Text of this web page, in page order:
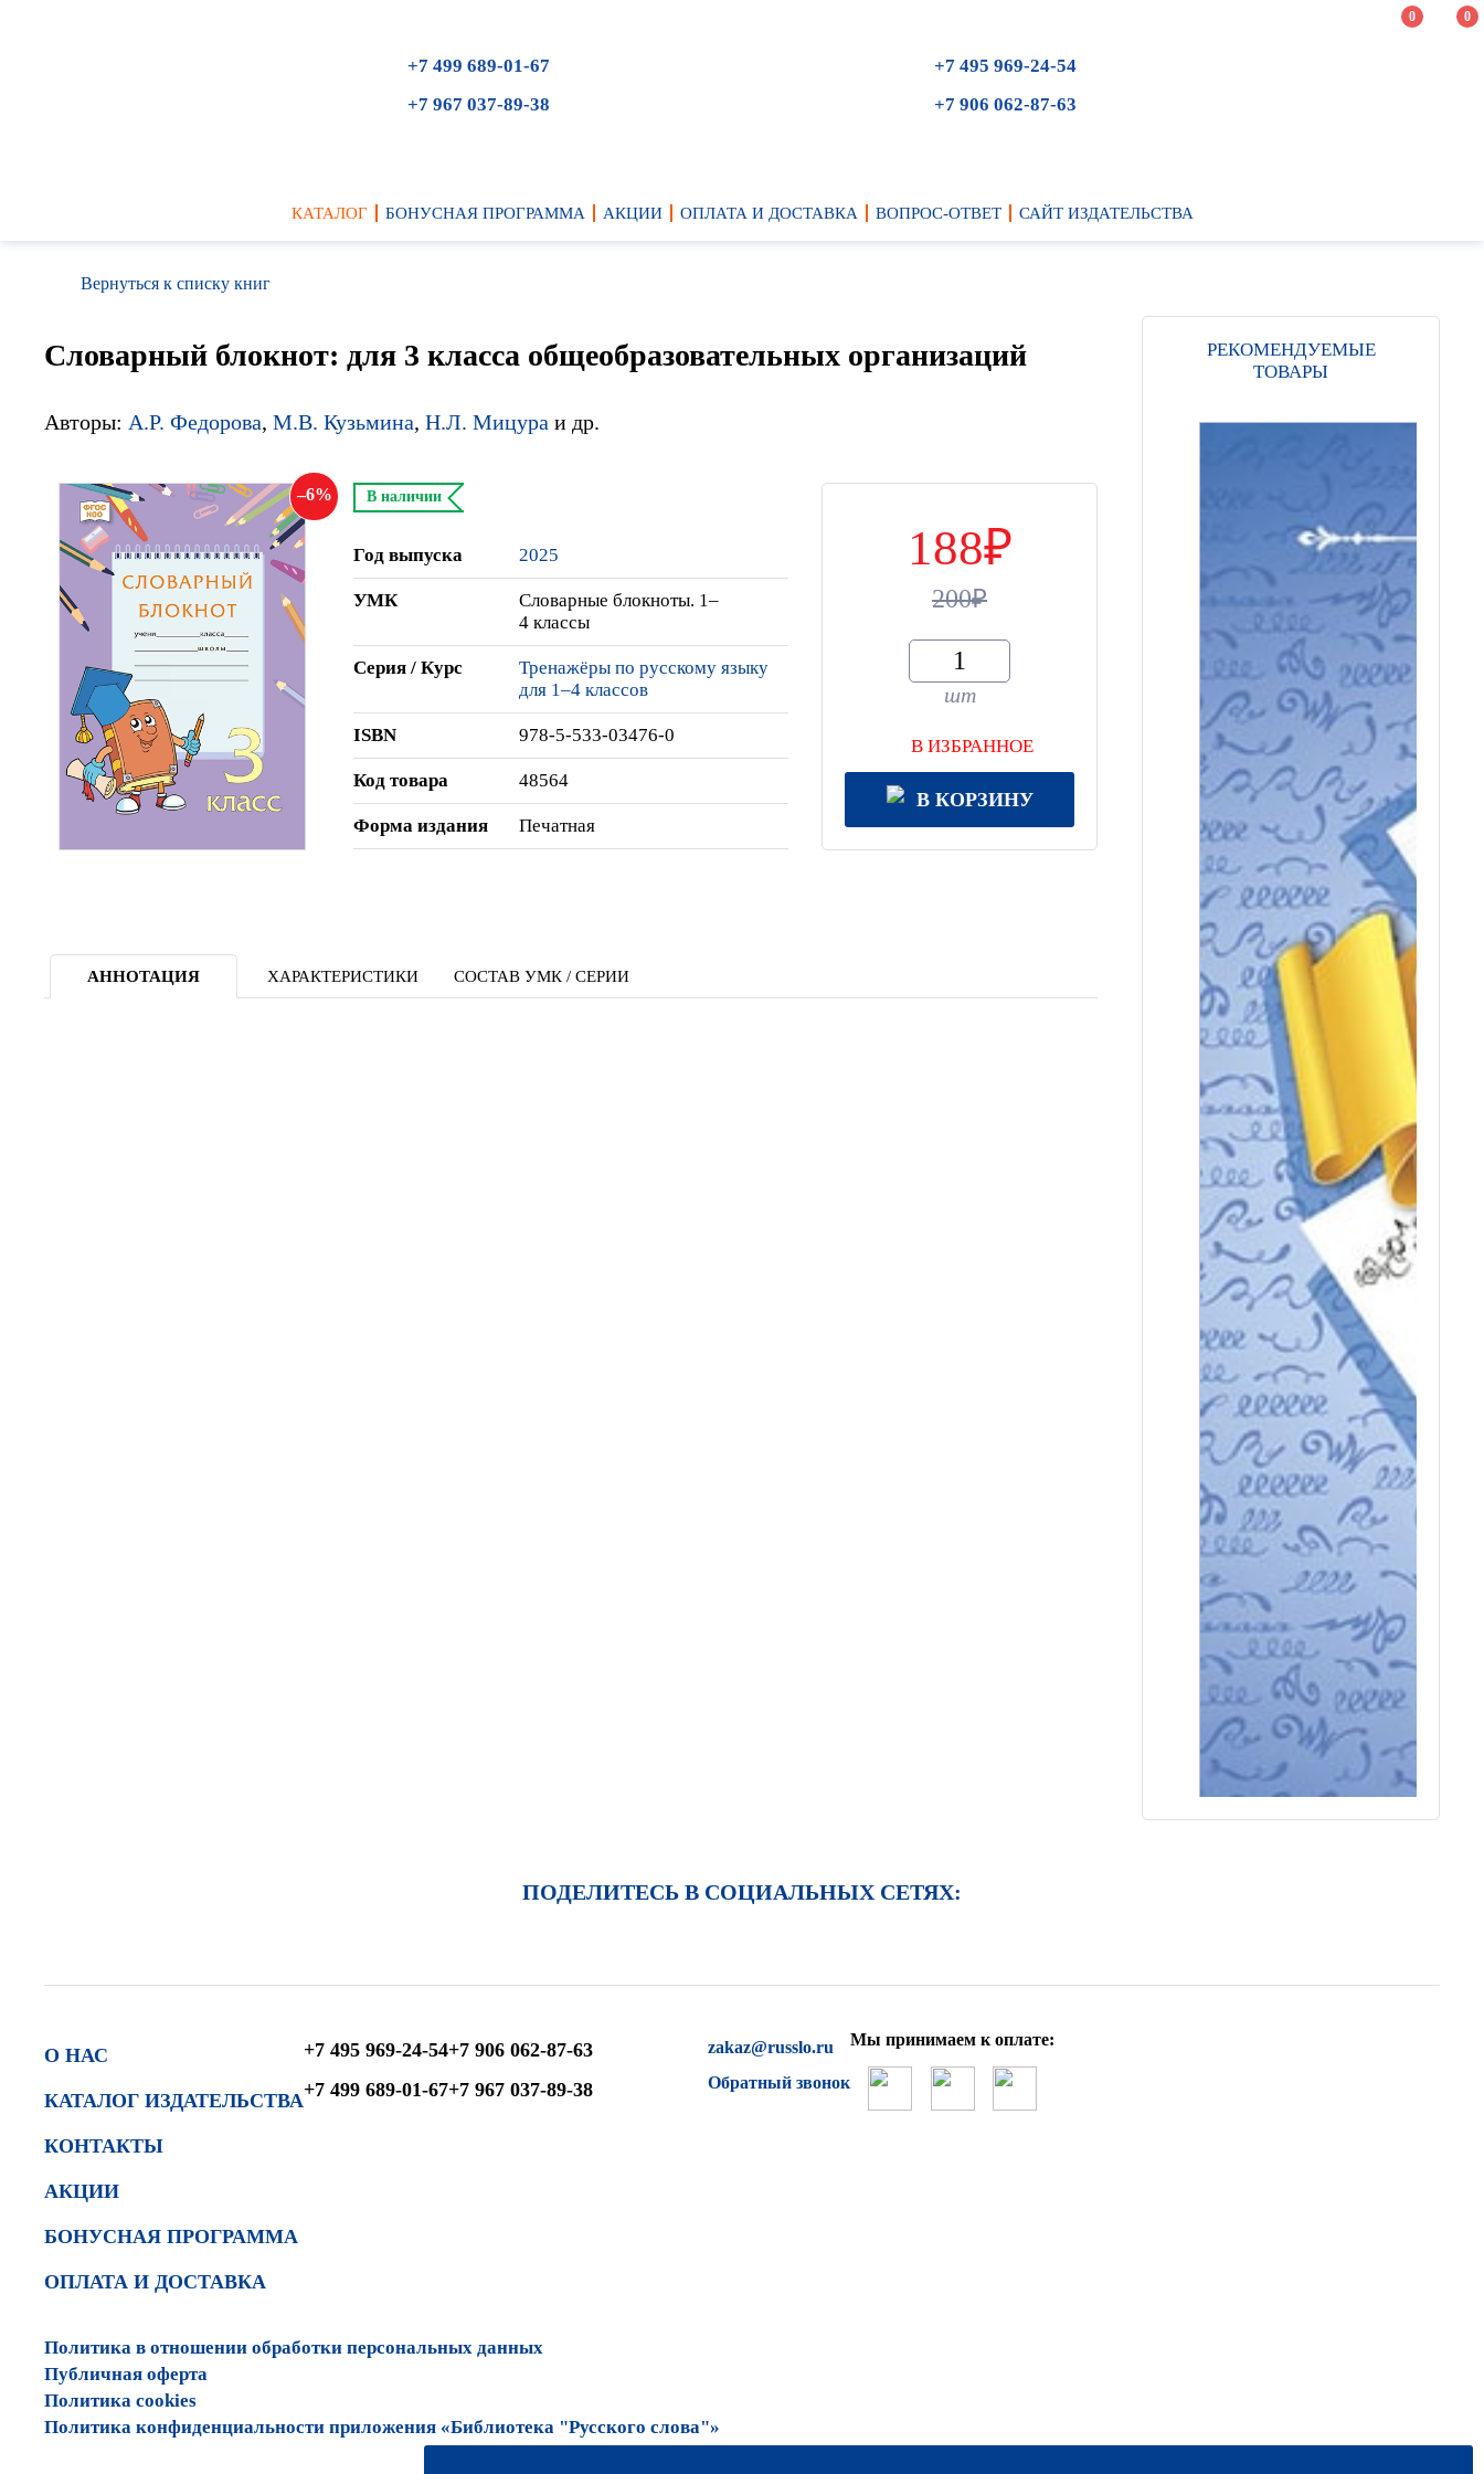
0 0
+7 499 689-01-67
+7 967 037-89-38
+7 495 969-24-54
+7 906 062-87-63
КАТАЛОГ БОНУСНАЯ ПРОГРАММА АКЦИИ ОПЛАТА И ДОСТАВКА ВОПРОС-ОТВЕТ САЙТ ИЗДАТЕЛЬСТВА
Вернуться к списку книг
Словарный блокнот: для 3 класса общеобразовательных организаций
Авторы: А.Р. Федорова, М.В. Кузьмина, Н.Л. Мицура и др.
6 В наличии
Год выпуска 2025
УМК
Словарные блокноты. 1–
4 классы
Серия / Курс
Тренажёры по русскому языку
для 1–4 классов
ISBN 978-5-533-03476-0
Код товара 48564
Форма издания Печатная
188
200
шт
В ИЗБРАННОЕ
В КОРЗИНУ
АННОТАЦИЯ ХАРАКТЕРИСТИКИ СОСТАВ УМК / СЕРИИ
РЕКОМЕНДУЕМЫЕ
ТОВАРЫ
ПОДЕЛИТЕСЬ В СОЦИАЛЬНЫХ СЕТЯХ:
О НАС
КАТАЛОГ ИЗДАТЕЛЬСТВА
КОНТАКТЫ
АКЦИИ
БОНУСНАЯ ПРОГРАММА
ОПЛАТА И ДОСТАВКА
+7 495 969-24-54
+7 499 689-01-67
+7 906 062-87-63
+7 967 037-89-38
zakaz@russlo.ru
Обратный звонок
Мы принимаем к оплате:
Политика в отношении обработки персональных данных
Публичная оферта
Политика cookies
Политика конфиденциальности приложения «Библиотека "Русского слова"»